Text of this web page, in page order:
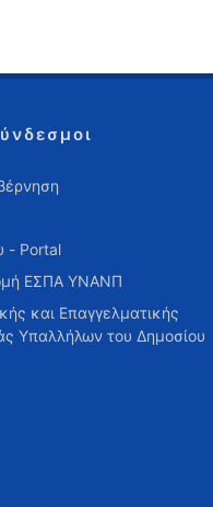
- Portal
ΕΣΠΑ ΥΝΑΝΠ
και Επαγγελματικής
Υπαλλήλων του Δημοσίου